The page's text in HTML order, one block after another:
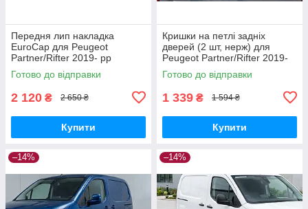
Передня лип накладка
EuroCap для Peugeot
Partner/Rifter 2019- рр
Готово до відправки
2 120 ₴ 2 650 ₴
Купити
Кришки на петлі задніх
дверей (2 шт, нерж) для
Peugeot Partner/Rifter 2019-
рр
Готово до відправки
1 339 ₴ 1 594 ₴
Купити
–14% –14%